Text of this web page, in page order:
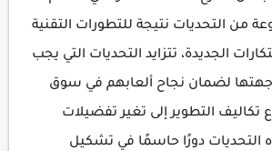
من التحديات نتيجة للتطورات التقنية
الجديدة، تتزايد التحديات التي يجب
لضمان نجاح ألعابهم في سوق
تكاليف التطوير إلى تغير تفضيلات
التحديات دورًا حاسمًا في تشكيل